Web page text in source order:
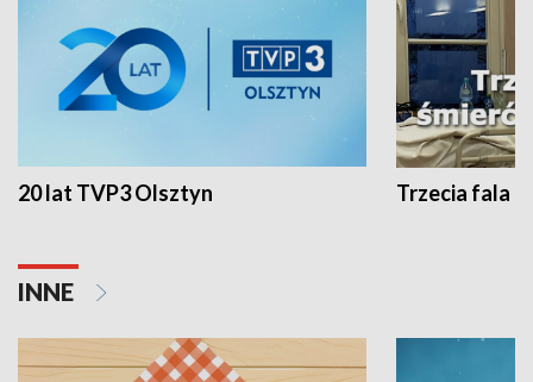
20 lat TVP3 Olsztyn Trzecia fala -
INNE